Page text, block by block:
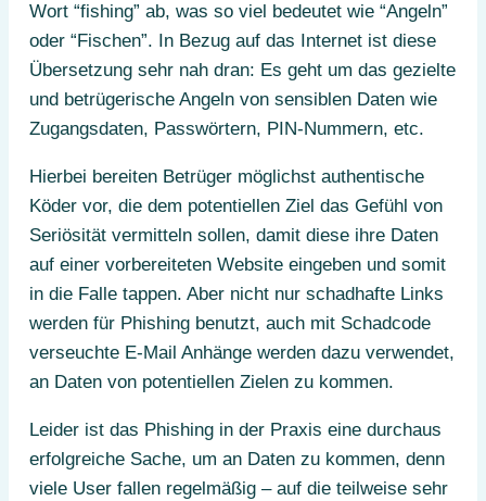
Wort “fishing” ab, was so viel bedeutet wie “Angeln”
oder “Fischen”. In Bezug auf das Internet ist diese
Übersetzung sehr nah dran: Es geht um das gezielte
und betrügerische Angeln von sensiblen Daten wie
Zugangsdaten, Passwörtern, PIN-Nummern, etc.
Hierbei bereiten Betrüger möglichst authentische
Köder vor, die dem potentiellen Ziel das Gefühl von
Seriösität vermitteln sollen, damit diese ihre Daten
auf einer vorbereiteten Website eingeben und somit
in die Falle tappen. Aber nicht nur schadhafte Links
werden für Phishing benutzt, auch mit Schadcode
verseuchte E-Mail Anhänge werden dazu verwendet,
an Daten von potentiellen Zielen zu kommen.
Leider ist das Phishing in der Praxis eine durchaus
erfolgreiche Sache, um an Daten zu kommen, denn
viele User fallen regelmäßig – auf die teilweise sehr